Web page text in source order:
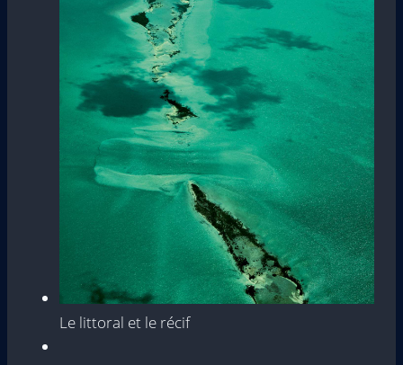
Le littoral et le récif